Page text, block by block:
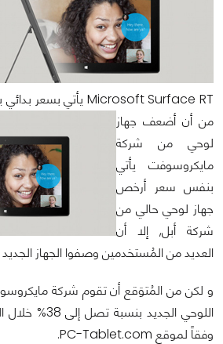
Microsoft Surface RT
من أن أضعف جهاز
لوحي من شركة
مايكروسوفت يأتي
بنفس سعر أرخص
جهاز لوحي حالي من
شركة أبل, إلا أن
العديد من المُستخدمين وصفوا الجهاز الجديد
و لكن من المُتوَقع أن تقوم شركة
اللوحي الجديد
وفقاً لموقع PC-Tablet.com.